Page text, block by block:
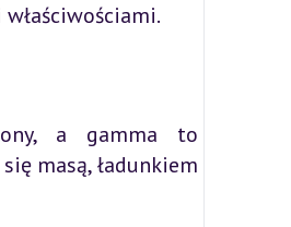
a gamma to
masą, ładunkiem